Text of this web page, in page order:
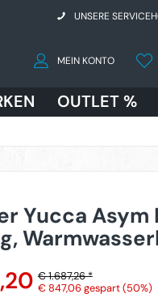
UNSERE
MEIN KONTO
OUTLET %
Yucca
€ 1.687,26 *
€ 847,06gespart (50%)